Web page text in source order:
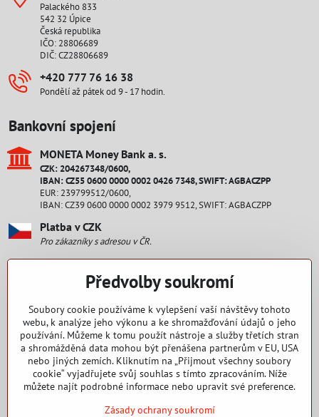
Palackého 833
542 32 Úpice
Česká republika
IČO: 28806689
DIČ: CZ28806689
+420 777 76 16 38
Pondělí až pátek od 9 - 17 hodin.
Bankovní spojení
MONETA Money Bank a​. s​.
CZK: 204267348/0600,
IBAN: CZ55 0600 0000 0002 0426 7348, SWIFT: AGBACZPP
EUR: 239799512/0600,
IBAN: CZ39 0600 0000 0002 3979 9512, SWIFT: AGBACZPP
Platba v CZK
Pro zákazníky s adresou v ČR.
Platba v EUR
Pro zákazníky s adresou na Slovensku.
Staňte se fanouškem
Facebook
Nakupování
Předvolby soukromí
Soubory cookie používáme k vylepšení vaší návštěvy tohoto
webu, k analýze jeho výkonu a ke shromažďování údajů o jeho
používání. Můžeme k tomu použít nástroje a služby třetích stran
a shromážděná data mohou být přenášena partnerům v EU, USA
nebo jiných zemích. Kliknutím na „Přijmout všechny soubory
cookie“ vyjadřujete svůj souhlas s tímto zpracováním. Níže
můžete najít podrobné informace nebo upravit své preference.
Zásady ochrany soukromí